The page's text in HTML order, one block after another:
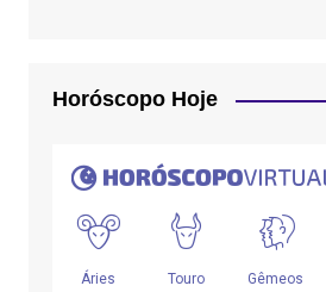
Horóscopo Hoje